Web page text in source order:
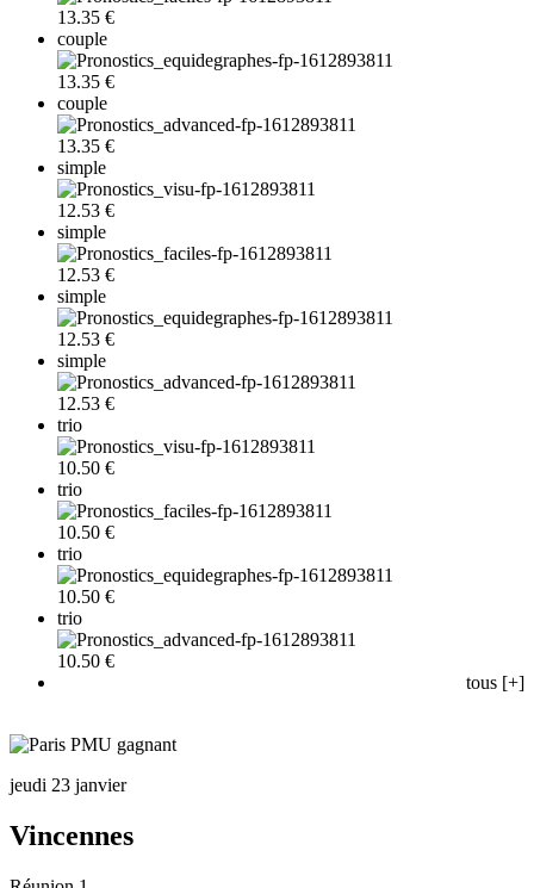
13.35 €
couple
13.35 €
couple
13.35 €
simple
12.53 €
simple
12.53 €
simple
12.53 €
simple
12.53 €
trio
10.50 €
trio
10.50 €
trio
10.50 €
trio
10.50 €
tous [+]
jeudi 23 janvier
Vincennes